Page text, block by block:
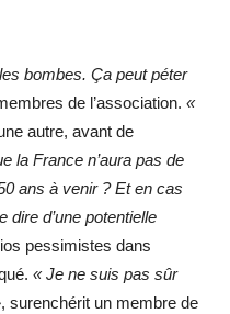
bombes. Ça peut péter
de l’association. «
autre, avant de
la France n’aura pas de
ans à venir ? Et en cas
dire d’une potentielle
pessimistes dans
« Je ne suis pas sûr
, surenchérit un membre de